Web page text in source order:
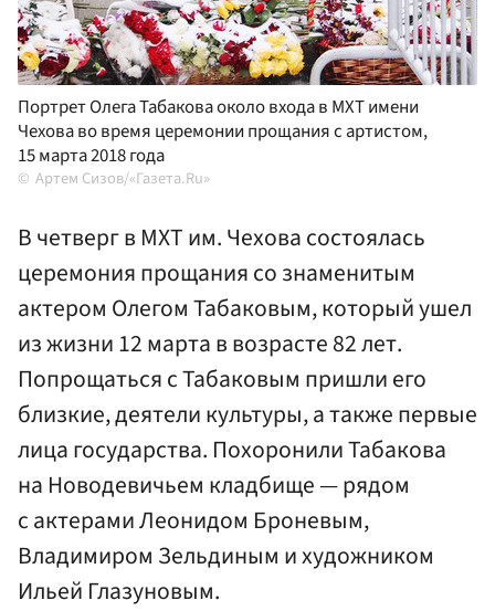
Портрет Олега Табакова около входа в МХТ имени
Чехова во время церемонии прощания с артистом,
15 марта 2018 года
Артем Сизов/«Газета.Ru»
В четверг в МХТ им. Чехова состоялась
церемония прощания со знаменитым
актером Олегом Табаковым, который ушел
из жизни 12 марта в возрасте 82 лет.
Попрощаться с Табаковым пришли его
близкие, деятели культуры, а также первые
лица государства. Похоронили Табакова
на Новодевичьем кладбище — рядом
с актерами Леонидом Броневым,
Владимиром Зельдиным и художником
Ильей Глазуновым.